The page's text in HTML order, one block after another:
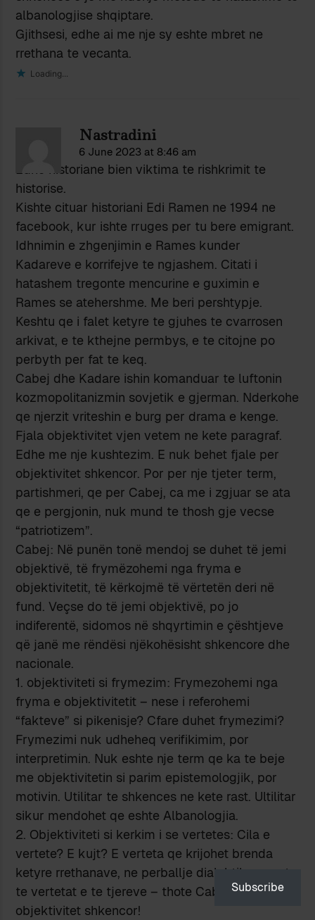
albanologjise shqiptare.
Gjithsesi, edhe ai me nje sy eshte mbret ne
rrethana te vecanta.
Loading...
Nastradini
6 June 2023 at 8:46 am
Edhe historiane bien viktima te rishkrimit te
historise.
Kishte cituar historiani Edi Ramen ne 1994 ne
facebook, kur ishte rruges per tu bere emigrant.
Idhnimin e zhgenjimin e Rames kunder
Kadareve e korrifejve te ngjashem. Citati i
hatashem tregonte mencurine e guximin e
Rames se atehershme. Me beri pershtypje.
Keshtu qe i falet ketyre te gjuhes te cvarrosen
arkivat, e te kthejne permbys, e te citojne po
perbyth per fat te keq.
Cabej dhe Kadare ishin komanduar te luftonin
kozmopolitanizmin sovjetik e gjerman. Nderkohe
qe njerzit vriteshin e burg per drama e kenge.
Fjala objektivitet vjen vetem ne kete paragraf.
Edhe me nje kushtezim. E nuk behet fjale per
objektivitet shkencor. Por per nje tjeter term,
partishmeri, qe per Cabej, ca me i zgjuar se ata
qe e pergjonin, nuk mund te thosh gje vecse
“patriotizem”.
Cabej: Në punën tonë mendoj se duhet të jemi
objektivë, të frymëzohemi nga fryma e
objektivitetit, të kërkojmë të vërtetën deri në
fund. Veçse do të jemi objektivë, po jo
indiferentë, sidomos në shqyrtimin e çështjeve
që janë me rëndësi njëkohësisht shkencore dhe
nacionale.
1. objektiviteti si frymezim: Frymezohemi nga
fryma e objektivitetit – nese i referohemi
“fakteve” si pikenisje? Cfare duhet frymezimi?
Frymezimi nuk udheheq verifikimim, por
interpretimin. Nuk eshte nje term qe ka te beje
me objektivitetin si parim epistemologjik, por
motivin. Utilitar te shkences ne kete rast. Ultilitar
sikur mendohet qe eshte Albanologjia.
2. Objektiviteti si kerkim i se vertetes: Cila e
vertete? E kujt? E verteta qe krijohet brenda
ketyre rrethanave, ne perballje dialektike me ato
te vertetat e te tjereve – thote Cabej. Jo
objektivitet shkencor!
Subscribe